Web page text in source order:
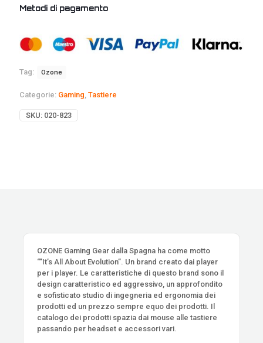
Metodi di pagamento
Tag: Ozone
Categorie: Gaming Tastiere
SKU: 020-823
OZONE Gaming Gear dalla Spagna ha come motto
“”It’s All About Evolution”. Un brand creato dai player
per i player. Le caratteristiche di questo brand sono il
design caratteristico ed aggressivo, un approfondito
e sofisticato studio di ingegneria ed ergonomia dei
prodotti ed un prezzo sempre equo dei prodotti. Il
catalogo dei prodotti spazia dai mouse alle tastiere
passando per headset e accessori vari.